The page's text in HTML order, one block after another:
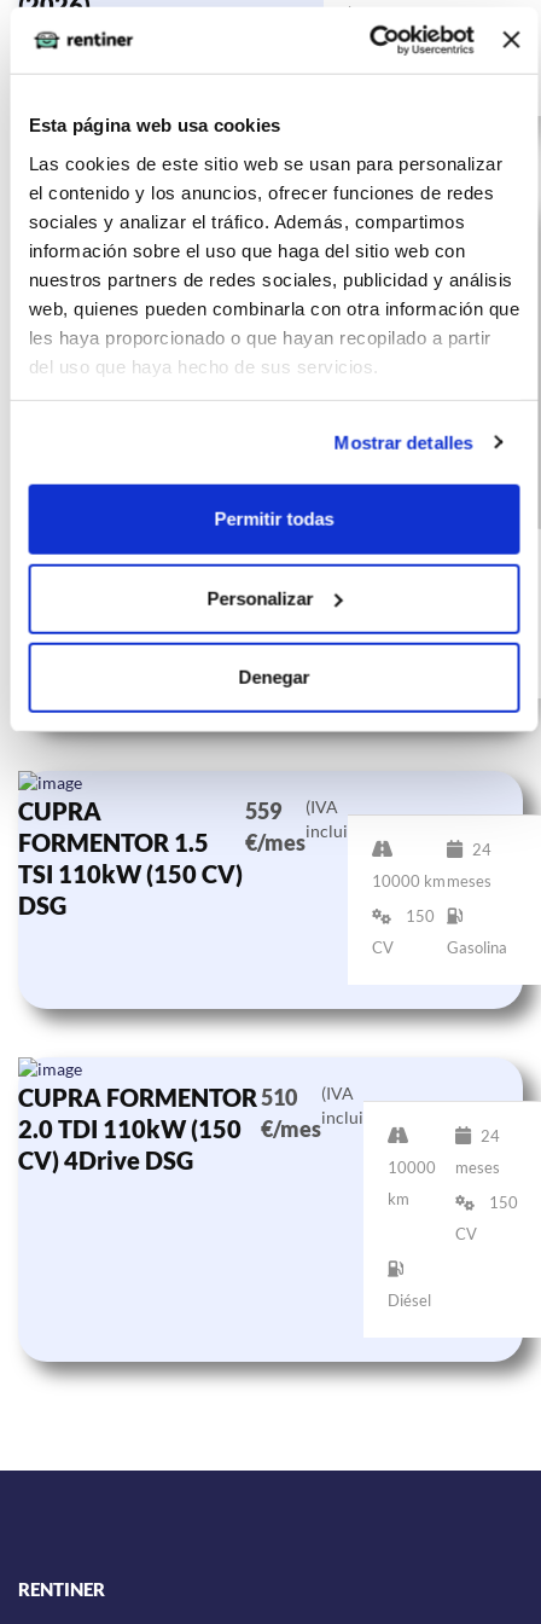
Esta página web usa cookies
Las cookies de este sitio web se usan para personalizar
el contenido y los anuncios, ofrecer funciones de redes
sociales y analizar el tráfico. Además, compartimos
información sobre el uso que haga del sitio web con
nuestros partners de redes sociales, publicidad y análisis
web, quienes pueden combinarla con otra información que
les haya proporcionado o que hayan recopilado a partir
del uso que haya hecho de sus servicios.
Mostrar detalles
Permitir todas
Personalizar
Denegar
km
150
CV
Gasolina
1.5 eTSI 110kW
452
€/mes
(IVA
10000
72
150
CUPRA
FORMENTOR 1.5
TSI 110kW (150 CV)
DSG
559
€/mes
(IVA
incluido)
10000 km
24
meses
150
CV
Gasolina
CUPRA FORMENTOR
2.0 TDI 110kW (150
CV) 4Drive DSG
510
€/mes
(IVA
incluido)
10000
km
24
meses
150
CV
Diésel
RENTINER